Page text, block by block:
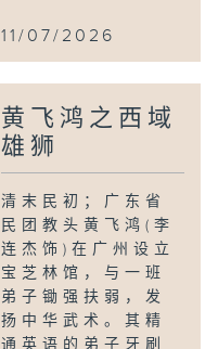
11/07/2026
黄飞鸿之西域
雄狮
清末民初；广东省
民团教头黄飞鸿(李
连杰饰)在广州设立
宝芝林馆，与一班
弟子锄强扶弱，发
扬中华武术。其精
通英语的弟子牙刷